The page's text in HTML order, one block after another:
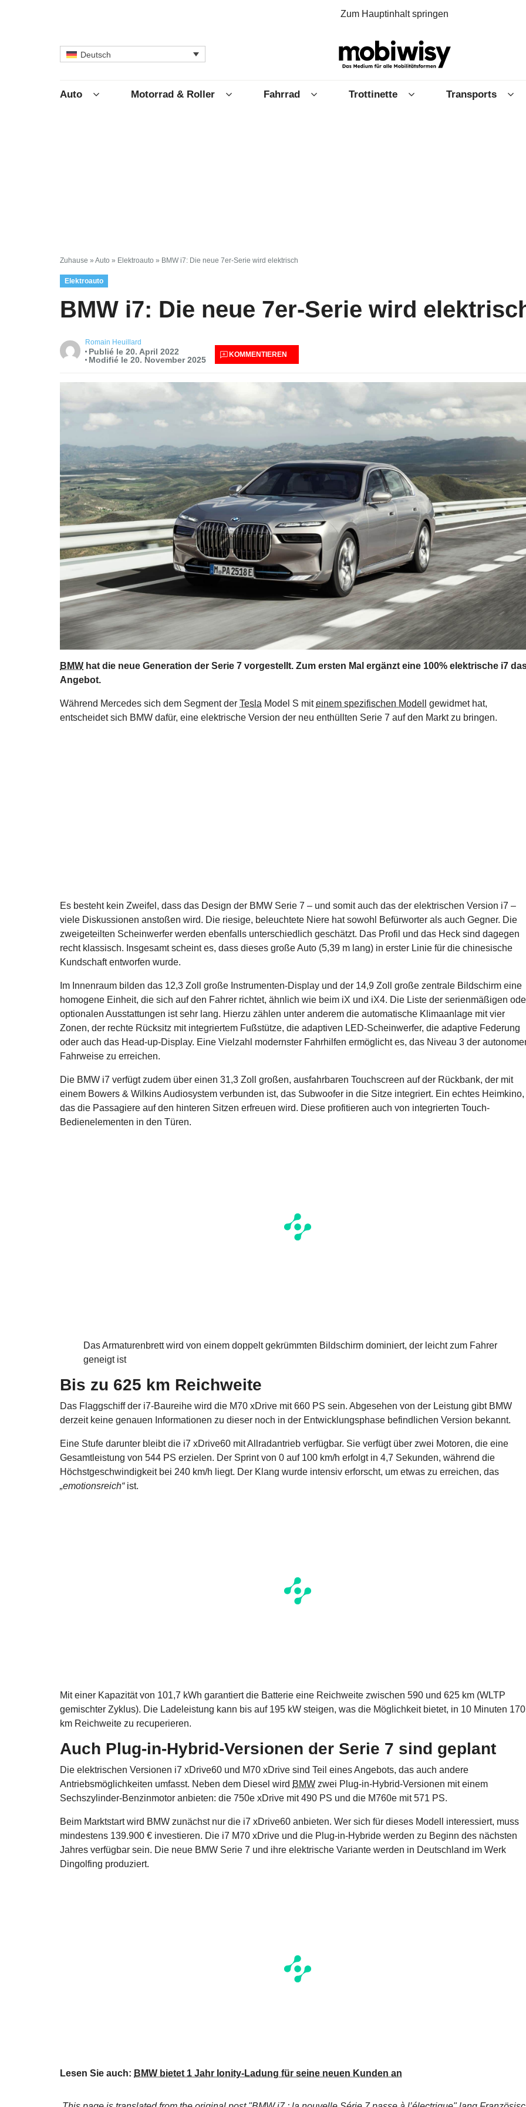
Zum Hauptinhalt springen
Deutsch
Auto Motorrad & Roller Fahrrad Trottinette Transports
Zuhause » Auto » Elektroauto » BMW i7: Die neue 7er-Serie wird elektrisch
Elektroauto
BMW i7: Die neue 7er-Serie wird
Romain Heuillard
Publié le 20. April 2022
Modifié le 20. November 2025
KOMMENTIEREN
BMW hat die neue Generation der Serie 7 vorgestellt. Zum ersten Mal ergänzt eine 100% elektrische i7
Angebot.
Während Mercedes sich dem Segment der Tesla Model S miteinem spezifischen Modell
gewidmet hat,
entscheidet sich BMW dafür, eine elektrische Version der neu enthüllten Serie 7 auf den Markt zu bringen.
Es besteht kein Zweifel, dass das Design der BMW Serie 7 – und somit auch das der elektrischen Version i7 –
viele Diskussionen anstoßen wird. Die riesige, beleuchtete Niere hat sowohl Befürworter als auch Gegner. Die
zweigeteilten Scheinwerfer werden ebenfalls unterschiedlich geschätzt. Das Profil und das Heck sind dagegen
recht klassisch. Insgesamt scheint es, dass dieses große Auto (5,39 m lang) in erster Linie für die chinesische
Kundschaft entworfen wurde.
Im Innenraum bilden das 12,3 Zoll große Instrumenten-Display und der 14,9 Zoll große zentrale Bildschirm eine
homogene Einheit, die sich auf den Fahrer richtet, ähnlich wie beim iX und iX4. Die Liste der serienmäßigen
optionalen Ausstattungen ist sehr lang. Hierzu zählen unter anderem die automatische Klimaanlage mit vier
Zonen, der rechte Rücksitz mit integriertem Fußstütze, die adaptiven LED-Scheinwerfer, die adaptive Federung
oder auch das Head-up-Display. Eine Vielzahl modernster Fahrhilfen ermöglicht es, das Niveau 3 der
Fahrweise zu erreichen.
Die BMW i7 verfügt zudem über einen 31,3 Zoll großen, ausfahrbaren Touchscreen auf der Rückbank, der mit
einem Bowers & Wilkins Audiosystem verbunden ist, das Subwoofer in die Sitze integriert. Ein echtes Heimkino,
das die Passagiere auf den hinteren Sitzen erfreuen wird. Diese profitieren auch von integrierten Touch-
Bedienelementen in den Türen.
Das Armaturenbrett wird von einem doppelt gekrümmten Bildschirm dominiert, der leicht zum Fahrer
geneigt ist
Bis zu 625 km Reichweite
Das Flaggschiff der i7-Baureihe wird die M70 xDrive mit 660 PS sein. Abgesehen von der Leistung gibt BMW
derzeit keine genauen Informationen zu dieser noch in der Entwicklungsphase befindlichen Version bekannt.
Eine Stufe darunter bleibt die i7 xDrive60 mit Allradantrieb verfügbar. Sie verfügt über zwei Motoren, die eine
Gesamtleistung von 544 PS erzielen. Der Sprint von 0 auf 100 km/h erfolgt in 4,7 Sekunden, während die
Höchstgeschwindigkeit bei 240 km/h liegt. Der Klang wurde intensiv erforscht, um etwas zu erreichen, das
„emotionsreich“ist.
Mit einer Kapazität von 101,7 kWh garantiert die Batterie eine Reichweite zwischen 590 und 625 km (WLTP
gemischter Zyklus). Die Ladeleistung kann bis auf 195 kW steigen, was die Möglichkeit bietet, in 10 Minuten 170
km Reichweite zu recuperieren.
Auch Plug-in-Hybrid-Versionen der Serie 7 sind geplant
Die elektrischen Versionen i7 xDrive60 und M70 xDrive sind Teil eines Angebots, das auch andere
Antriebsmöglichkeiten umfasst. Neben dem Diesel wird BMW zwei Plug-in-Hybrid-Versionen mit einem
Sechszylinder-Benzinmotor anbieten: die 750e xDrive mit 490 PS und die M760e mit 571 PS.
Beim Marktstart wird BMW zunächst nur die i7 xDrive60 anbieten. Wer sich für dieses Modell interessiert, muss
mindestens 139.900 € investieren. Die i7 M70 xDrive und die Plug-in-Hybride werden zu Beginn des nächsten
Jahres verfügbar sein. Die neue BMW Serie 7 und ihre elektrische Variante werden in Deutschland im Werk
Dingolfing produziert.
Lesen Sie auch: BMW bietet 1 Jahr Ionity-Ladung für seine neuen Kunden an